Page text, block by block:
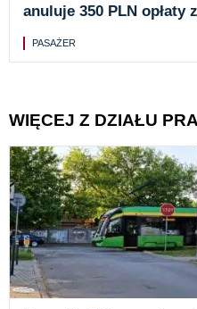
anuluje 350 PLN opłaty
PASAŻER
WIĘCEJ Z DZIAŁU